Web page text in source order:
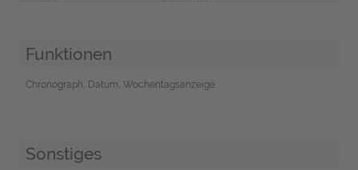
Funktionen
Chronograph, Datum, Wochentagsanzeige
Sonstiges